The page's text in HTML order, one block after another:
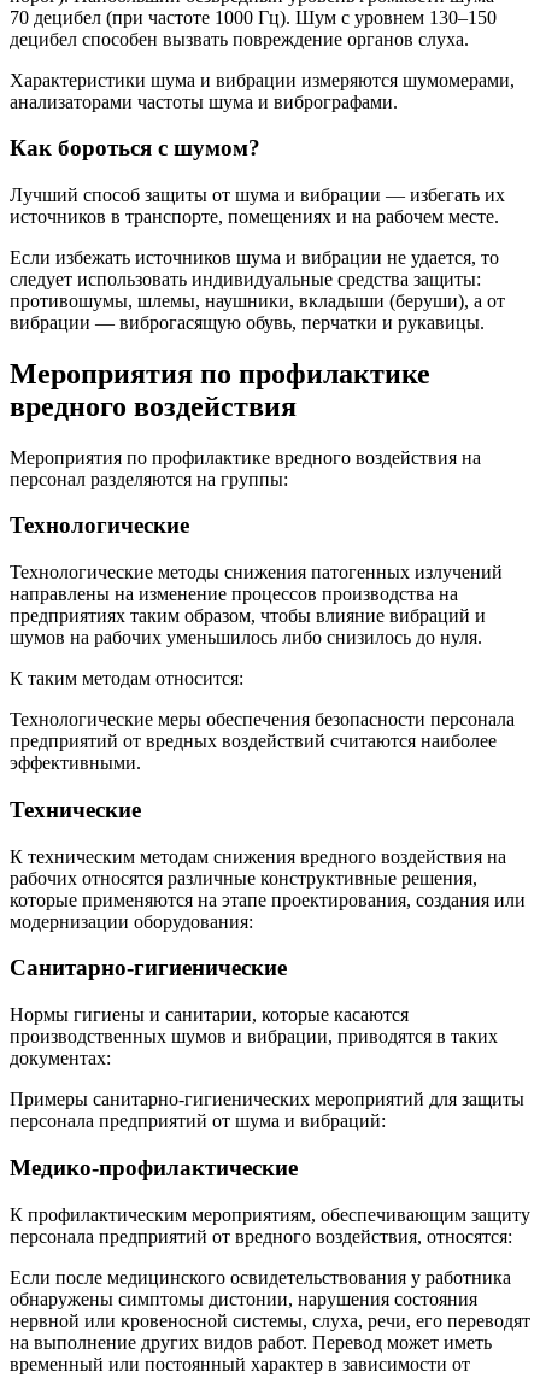
70 децибел (при частоте 1000 Гц). Шум с уровнем 130–150
децибел способен вызвать повреждение органов слуха.
Характеристики шума и вибрации измеряются шумомерами,
анализаторами частоты шума и вибрографами.
Как бороться с шумом?
Лучший способ защиты от шума и вибрации — избегать их
источников в транспорте, помещениях и на рабочем месте.
Если избежать источников шума и вибрации не удается, то
следует использовать индивидуальные средства защиты:
противошумы, шлемы, наушники, вкладыши (беруши), а от
вибрации — виброгасящую обувь, перчатки и рукавицы.
Мероприятия по профилактике
вредного воздействия
Мероприятия по профилактике вредного воздействия на
персонал разделяются на группы:
Технологические
Технологические методы снижения патогенных излучений
направлены на изменение процессов производства на
предприятиях таким образом, чтобы влияние вибраций и
шумов на рабочих уменьшилось либо снизилось до нуля.
К таким методам относится:
Технологические меры обеспечения безопасности персонала
предприятий от вредных воздействий считаются наиболее
эффективными.
Технические
К техническим методам снижения вредного воздействия на
рабочих относятся различные конструктивные решения,
которые применяются на этапе проектирования, создания или
модернизации оборудования:
Санитарно-гигиенические
Нормы гигиены и санитарии, которые касаются
производственных шумов и вибрации, приводятся в таких
документах:
Примеры санитарно-гигиенических мероприятий для защиты
персонала предприятий от шума и вибраций:
Медико-профилактические
К профилактическим мероприятиям, обеспечивающим защиту
персонала предприятий от вредного воздействия, относятся:
Если после медицинского освидетельствования у работника
обнаружены симптомы дистонии, нарушения состояния
нервной или кровеносной системы, слуха, речи, его переводят
на выполнение других видов работ. Перевод может иметь
временный или постоянный характер в зависимости от